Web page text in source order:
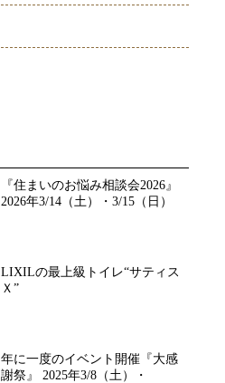
『住まいのお悩み相談会2026』
2026年3/14（土）・3/15（日）
LIXILの最上級トイレ“サティス
Ｘ”
年に一度のイベント開催『大感
謝祭』 2025年3/8（土）・